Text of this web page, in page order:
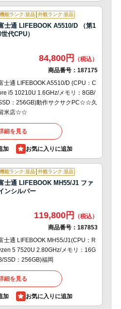
機能ランク:並品 外観ランク:並品
士通 LIFEBOOK A5510/D （第1
世代CPU）
84,800円
商品番号： 187175
士通 LIFEBOOK A5510/D (CPU：C
i5 10210U 1.6GHz/メモリ：8GB/
：256GB)動作サクサクPC☆☆久
米店☆☆
細を見る
加
機能ランク:並品 外観ランク:並品
士通 LIFEBOOK MH55/J1 ファ
ンシルバー
119,800円
商品番号： 187853
士通 LIFEBOOK MH55/J1(CPU：R
5 7520U 2.80GHz/メモリ：16G
SSD：256GB)福岡
細を見る
加